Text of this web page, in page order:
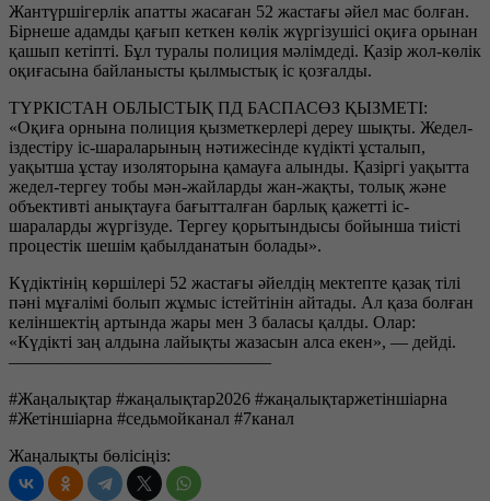
Жантүршігерлік апатты жасаған 52 жастағы әйел мас болған.
Бірнеше адамды қағып кеткен көлік жүргізушісі оқиға орынан
қашып кетіпті. Бұл туралы полиция мәлімдеді. Қазір жол-көлік
оқиғасына байланысты қылмыстық іс қозғалды.
ТҮРКІСТАН ОБЛЫСТЫҚ ПД БАСПАСӨЗ ҚЫЗМЕТІ:
«Оқиға орнына полиция қызметкерлері дереу шықты. Жедел-
іздестіру іс-шараларының нәтижесінде күдікті ұсталып,
уақытша ұстау изоляторына қамауға алынды. Қазіргі уақытта
жедел-тергеу тобы мән-жайларды жан-жақты, толық және
объективті анықтауға бағытталған барлық қажетті іс-
шараларды жүргізуде. Тергеу қорытындысы бойынша тиісті
процестік шешім қабылданатын болады».
Күдіктінің көршілері 52 жастағы әйелдің мектепте қазақ тілі
пәні мұғалімі болып жұмыс істейтінін айтады. Ал қаза болған
келіншектің артында жары мен 3 баласы қалды. Олар:
«Күдікті заң алдына лайықты жазасын алса екен», — дейді.
———————————————
#Жаңалықтар #жаңалықтар2026 #жаңалықтаржетіншіарна
#Жетіншіарна #седьмойканал #7канал
Жаңалықты бөлісіңіз: